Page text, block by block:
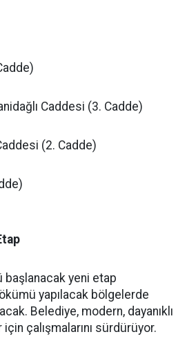
Caddesi (3. Cadde)
(2. Cadde)
başlanacak yeni etap
yapılacak bölgelerde
Belediye, modern, dayanıklı
çalışmalarını sürdürüyor.